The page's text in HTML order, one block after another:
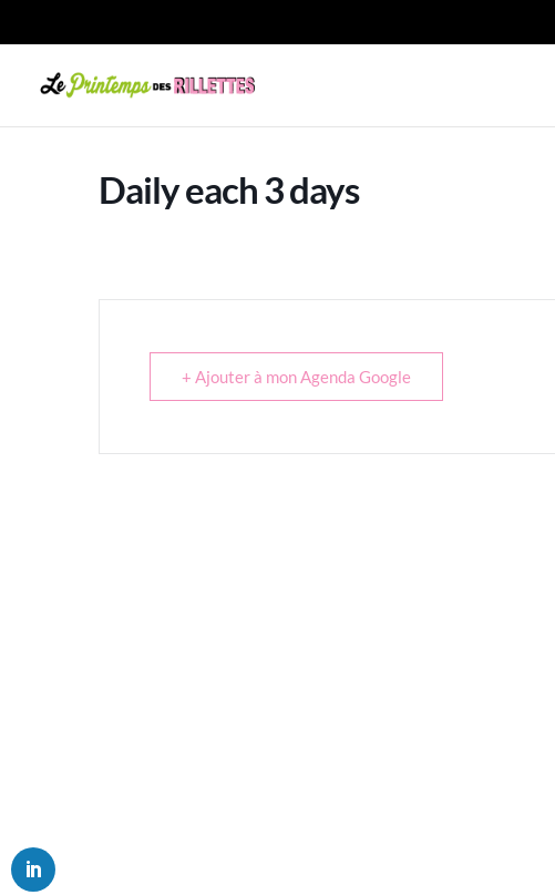
Daily each 3 days
+ Ajouter à mon Agenda Google